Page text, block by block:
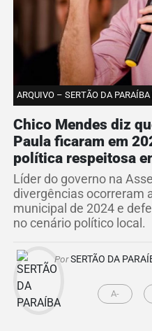
ARQUIVO – SERTÃO DA PARAÍBA
Chico Mendes diz
Paula ficaram em
política respeitosa
Líder do governo na
divergências ocorreram
municipal de 2024 e
no cenário político local.
PorSERTÃO DA
A-